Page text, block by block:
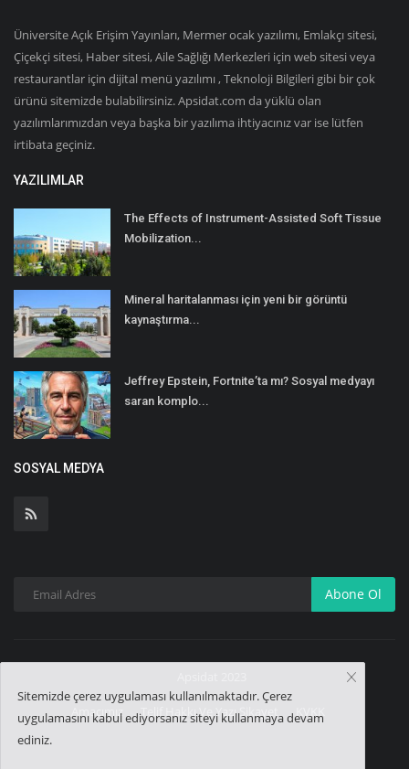
Üniversite Açık Erişim Yayınları, Mermer ocak yazılımı, Emlakçı sitesi,
Çiçekçi sitesi, Haber sitesi, Aile Sağlığı Merkezleri için web sitesi veya
restaurantlar için dijital menü yazılımı , Teknoloji Bilgileri gibi bir çok
ürünü sitemizde bulabilirsiniz. Apsidat.com da yüklü olan
yazılımlarımızdan veya başka bir yazılıma ihtiyacınız var ise lütfen
irtibata geçiniz.
YAZILIMLAR
The Effects of Instrument-Assisted Soft Tissue
Mobilization...
Mineral haritalanması için yeni bir görüntü
kaynaştırma...
Jeffrey Epstein, Fortnite’ta mı? Sosyal medyayı
saran komplo...
SOSYAL MEDYA
Abone Ol
Amacımız Telif Hakkı Ve Yazı Şikayet
Sitemizde çerez uygulaması kullanılmaktadır. Çerez
uygulamasını kabul ediyorsanız siteyi kullanmaya devam
ediniz.